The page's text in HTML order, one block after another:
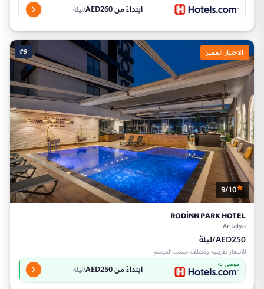
ابتداءً من AED260 /ليلة
#9 الاختيار المميز
9/10
RODİNN PARK HOTEL
Antalya
AED250/ليلة
الأسعار تقريبية وتختلف حسب الموسم
موصى به ابتداءً من AED250 /ليلة